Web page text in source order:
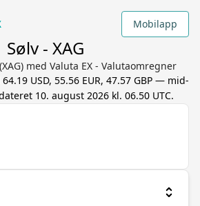
Mobilapp
Sølv - XAG
med Valuta EX - Valutaomregner
64.19 USD, 55.56 EUR, 47.57 GBP— mid-
10. august 2026 kl. 06.50 UTC.